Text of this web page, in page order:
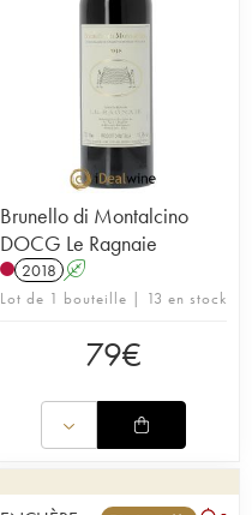
Brunello di Montalcino
DOCG Le Ragnaie
2018 A
Lot de 1 bouteille | 13 en stock
79€